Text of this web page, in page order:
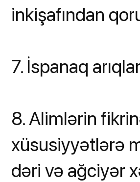
inkişafından
7. İspanaq
8. Alimlərin
xüsusiyyətlərə
dəri və ağciyər